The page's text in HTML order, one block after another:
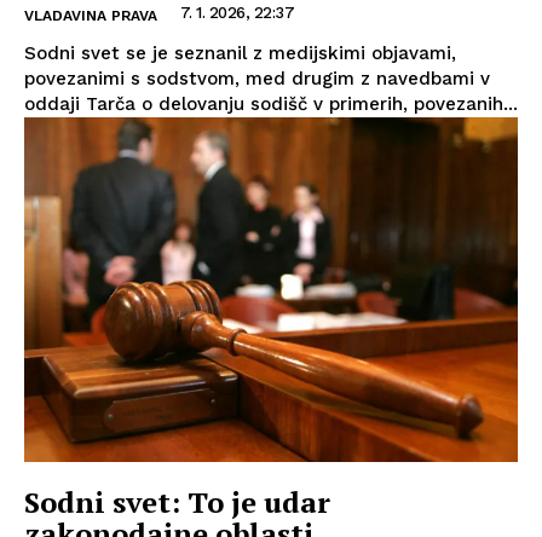
VLADAVINA PRAVA 7. 1. 2026, 22:37
Sodni svet se je seznanil z medijskimi objavami,
povezanimi s sodstvom, med drugim z navedbami v
oddaji Tarča o delovanju sodišč v primerih, povezanih...
Sodni svet: To je udar